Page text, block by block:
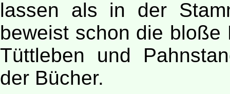
lassen als in der
beweist schon die
Tüttleben und
der Bücher.